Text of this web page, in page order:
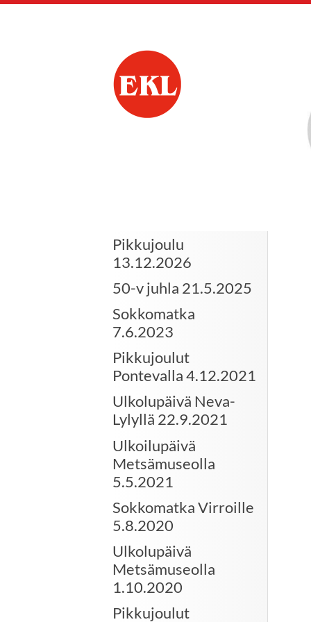
Parkanon
Pikkujoulu
13.12.2026
50-v juhla 21.5.2025
Sokkomatka
7.6.2023
Pikkujoulut
Pontevalla 4.12.2021
Ulkolupäivä Neva-
Lylyllä 22.9.2021
Ulkoilupäivä
Metsämuseolla
5.5.2021
Sokkomatka Virroille
5.8.2020
Ulkolupäivä
Metsämuseolla
1.10.2020
Pikkujoulut